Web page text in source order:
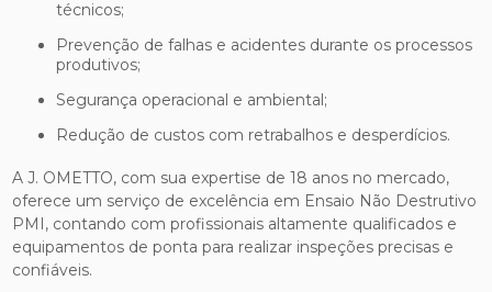
técnicos;
Prevenção de falhas e acidentes durante os processos
produtivos;
Segurança operacional e ambiental;
Redução de custos com retrabalhos e desperdícios.
A J. OMETTO, com sua expertise de 18 anos no mercado,
oferece um serviço de excelência em Ensaio Não Destrutivo
PMI, contando com profissionais altamente qualificados e
equipamentos de ponta para realizar inspeções precisas e
confiáveis.